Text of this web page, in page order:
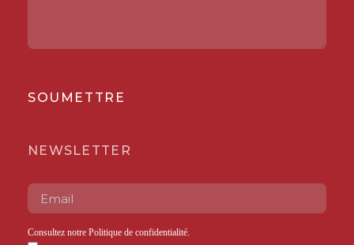
SOUMETTRE
NEWSLETTER
Consultez notre Politique de confidentialité.